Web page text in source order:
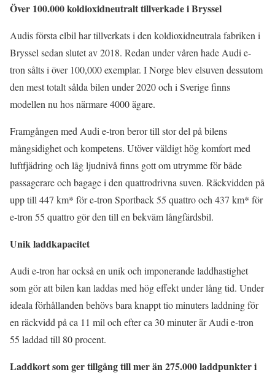
Över 100.000 koldioxidneutralt tillverkade i Bryssel
Audis första elbil har tillverkats i den koldioxidneutrala fabriken i
Bryssel sedan slutet av 2018. Redan under våren hade Audi e-
tron sålts i över 100,000 exemplar. I Norge blev elsuven dessutom
den mest totalt sålda bilen under 2020 och i Sverige finns
modellen nu hos närmare 4000 ägare.
Framgången med Audi e-tron beror till stor del på bilens
mångsidighet och kompetens. Utöver väldigt hög komfort med
luftfjädring och låg ljudnivå finns gott om utrymme för både
passagerare och bagage i den quattrodrivna suven. Räckvidden på
upp till 447 km* för e-tron Sportback 55 quattro och 437 km* för
e-tron 55 quattro gör den till en bekväm långfärdsbil.
Unik laddkapacitet
Audi e-tron har också en unik och imponerande laddhastighet
som gör att bilen kan laddas med hög effekt under lång tid. Under
ideala förhållanden behövs bara knappt tio minuters laddning för
en räckvidd på ca 11 mil och efter ca 30 minuter är Audi e-tron
55 laddad till 80 procent.
Laddkort som ger tillgång till mer än 275.000 laddpunkter i